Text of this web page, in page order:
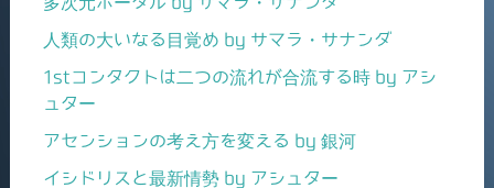
人類の大いなる目覚め by サマラ・サナンダ
1stコンタクトは二つの流れが合流する時 by アシ
ュター
アセンションの考え方を変える by 銀河
イシドリスと最新情勢 by アシュター